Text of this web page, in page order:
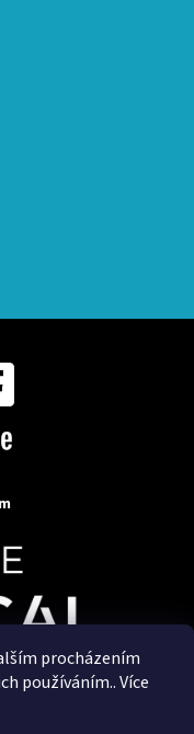
procházením
používáním.. Více
. Všechna práva